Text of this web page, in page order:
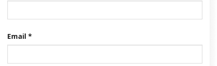
Email *